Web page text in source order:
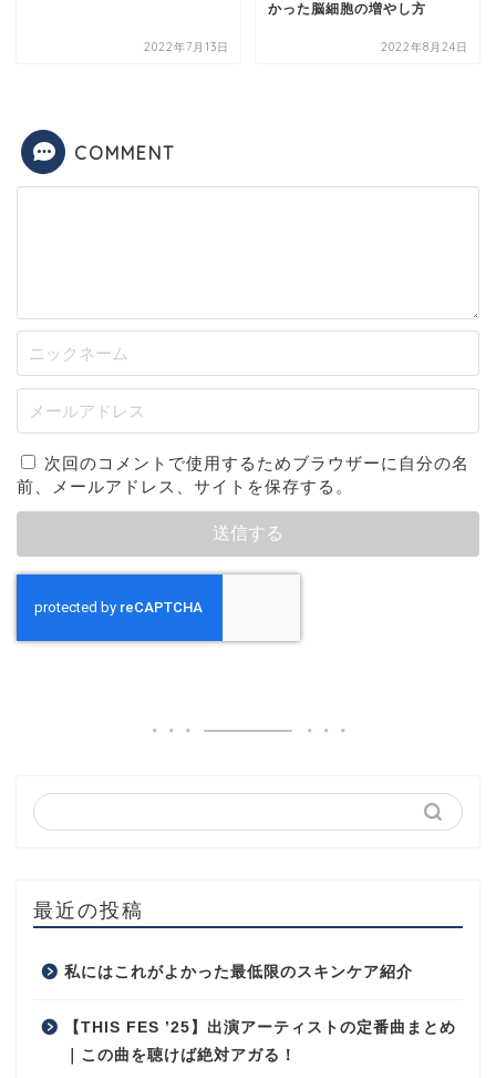
2022年7月13日
かった脳細胞の増やし方
2022年8月24日
COMMENT
次回のコメントで使用するためブラウザーに自分の名
前、メールアドレス、サイトを保存する。
最近の投稿
私にはこれがよかった最低限のスキンケア紹介
【THIS FES ’25】出演アーティストの定番曲まとめ
｜この曲を聴けば絶対アガる！